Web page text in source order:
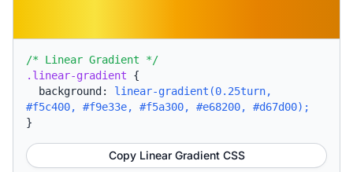
/* Linear Gradient */
.linear-gradient {
background: linear-gradient(0.25turn,
#f5c400, #f9e33e, #f5a300, #e68200, #d67d00);
}
Copy Linear Gradient CSS